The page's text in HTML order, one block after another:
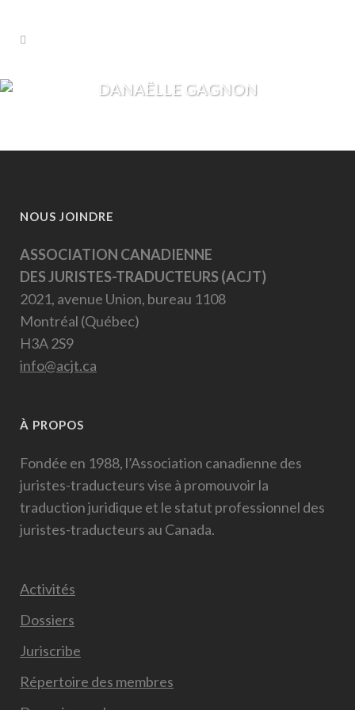
DANAËLLE GAGNON
NOUS JOINDRE
ASSOCIATION CANADIENNE
DES JURISTES-TRADUCTEURS (ACJT)
2021, avenue Union, bureau 1108
Montréal (Québec)
H3A 2S9
info@acjt.ca
À PROPOS
Fondée en 1988, l’Association canadienne des
juristes-traducteurs vise à promouvoir la
traduction juridique et le statut professionnel des
juristes-traducteurs au Canada.
Activités
Dossiers
Juriscribe
Répertoire des membres